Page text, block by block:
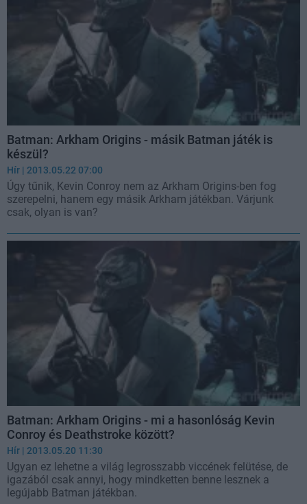
Batman: Arkham Origins - másik Batman játék is
készül?
Hír | 2013.05.22 07:00
Úgy tűnik, Kevin Conroy nem az Arkham Origins-ben fog
szerepelni, hanem egy másik Arkham játékban. Várjunk
csak, olyan is van?
Batman: Arkham Origins - mi a hasonlóság Kevin
Conroy és Deathstroke között?
Hír | 2013.05.20 11:30
Ugyan ez lehetne a világ legrosszabb viccének felütése, de
igazából csak annyi, hogy mindketten benne lesznek a
legújabb Batman játékban.